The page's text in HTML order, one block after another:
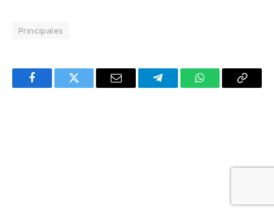
Principales
FacebookTwitter Email TelegramWhatsAppCopy